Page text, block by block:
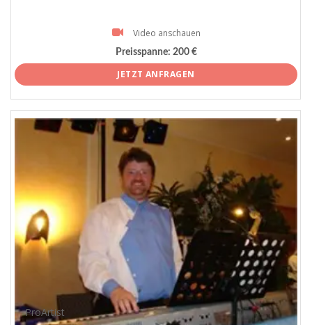
Video anschauen
Preisspanne: 200 €
JETZT ANFRAGEN
ProArtist